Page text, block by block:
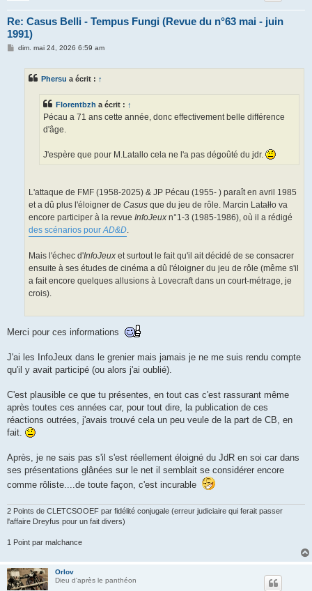
Re: Casus Belli - Tempus Fungi (Revue du n°63 mai - juin
1991)
Mdim. mai 24, 2026 6:59 am
Phersu a écrit : ↑
Florentbzh a écrit : ↑
Pécau a 71 ans cette année, donc effectivement belle différence
d'âge.
J'espère que pour M.Latallo cela ne l'a pas dégoûté du jdr.
L'attaque de FMF (1958-2025) & JP Pécau (1955- ) paraît en avril 1985
et a dû plus l'éloigner de Casus que du jeu de rôle. Marcin Latałło va
encore participer à la revue InfoJeux n°1-3 (1985-1986), où il a rédigé
des scénarios pourAD&D.
Mais l'échec d'InfoJeux et surtout le fait qu'il ait décidé de se consacrer
ensuite à ses études de cinéma a dû l'éloigner du jeu de rôle (même s'il
a fait encore quelques allusions à Lovecraft dans un court-métrage, je
crois).
Merci pour ces informations
J'ai les InfoJeux dans le grenier mais jamais je ne me suis rendu compte
qu'il y avait participé (ou alors j'ai oublié).
C'est plausible ce que tu présentes, en tout cas c'est rassurant même
après toutes ces années car, pour tout dire, la publication de ces
réactions outrées, j'avais trouvé cela un peu veule de la part de CB, en
fait.
Après, je ne sais pas s'il s'est réellement éloigné du JdR en soi car dans
ses présentations glânées sur le net il semblait se considérer encore
comme rôliste....de toute façon, c'est incurable
2 Points de CLETCSOOEF par fidélité conjugale (erreur judiciaire qui ferait passer
l'affaire Dreyfus pour un fait divers)
1 Point par malchance
Orlov
Dieu d'après le panthéon